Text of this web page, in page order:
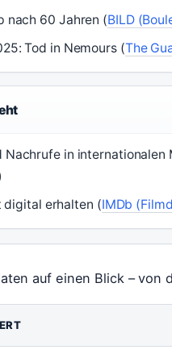
nach 60 Jahren (BILD
Tod in Nemours (The
Nachrufe in internationalen
erhalten (IMDb
auf einen Blick – von